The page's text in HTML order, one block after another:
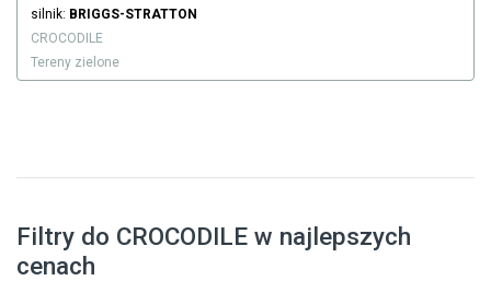
silnik: BRIGGS-STRATTON
CROCODILE
Tereny zielone
Filtry do CROCODILE w najlepszych
cenach